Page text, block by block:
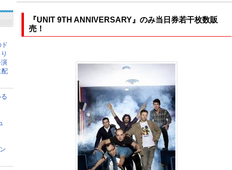
ド
配
『UNIT 9TH ANNIVERSARY』のみ当日券若干枚数販
売！